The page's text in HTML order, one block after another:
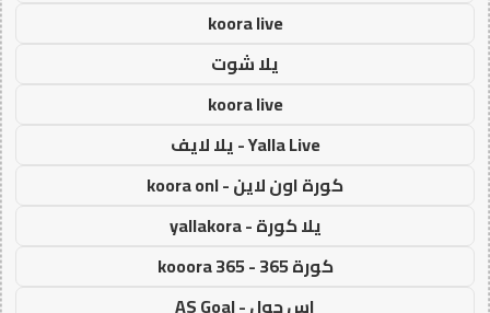
koora live
يلا شوت
koora live
Yalla Live - يلا لايف
كورة اون لاين - koora onl
يلا كورة - yallakora
كورة 365 - kooora 365
اس جول - AS Goal